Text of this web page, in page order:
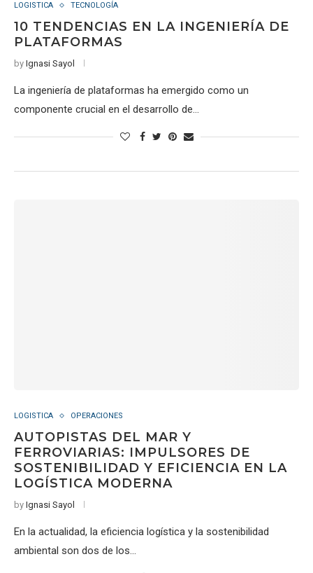
LOGISTICA TECNOLOGÍA
10 TENDENCIAS EN LA INGENIERÍA DE
PLATAFORMAS
by Ignasi Sayol
La ingeniería de plataformas ha emergido como un
componente crucial en el desarrollo de…
LOGISTICA OPERACIONES
AUTOPISTAS DEL MAR Y
FERROVIARIAS: IMPULSORES DE
SOSTENIBILIDAD Y EFICIENCIA EN LA
LOGÍSTICA MODERNA
by Ignasi Sayol
En la actualidad, la eficiencia logística y la sostenibilidad
ambiental son dos de los…